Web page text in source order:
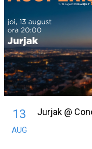
13
AUG
Jurjak @